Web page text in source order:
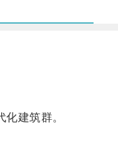
建筑群。